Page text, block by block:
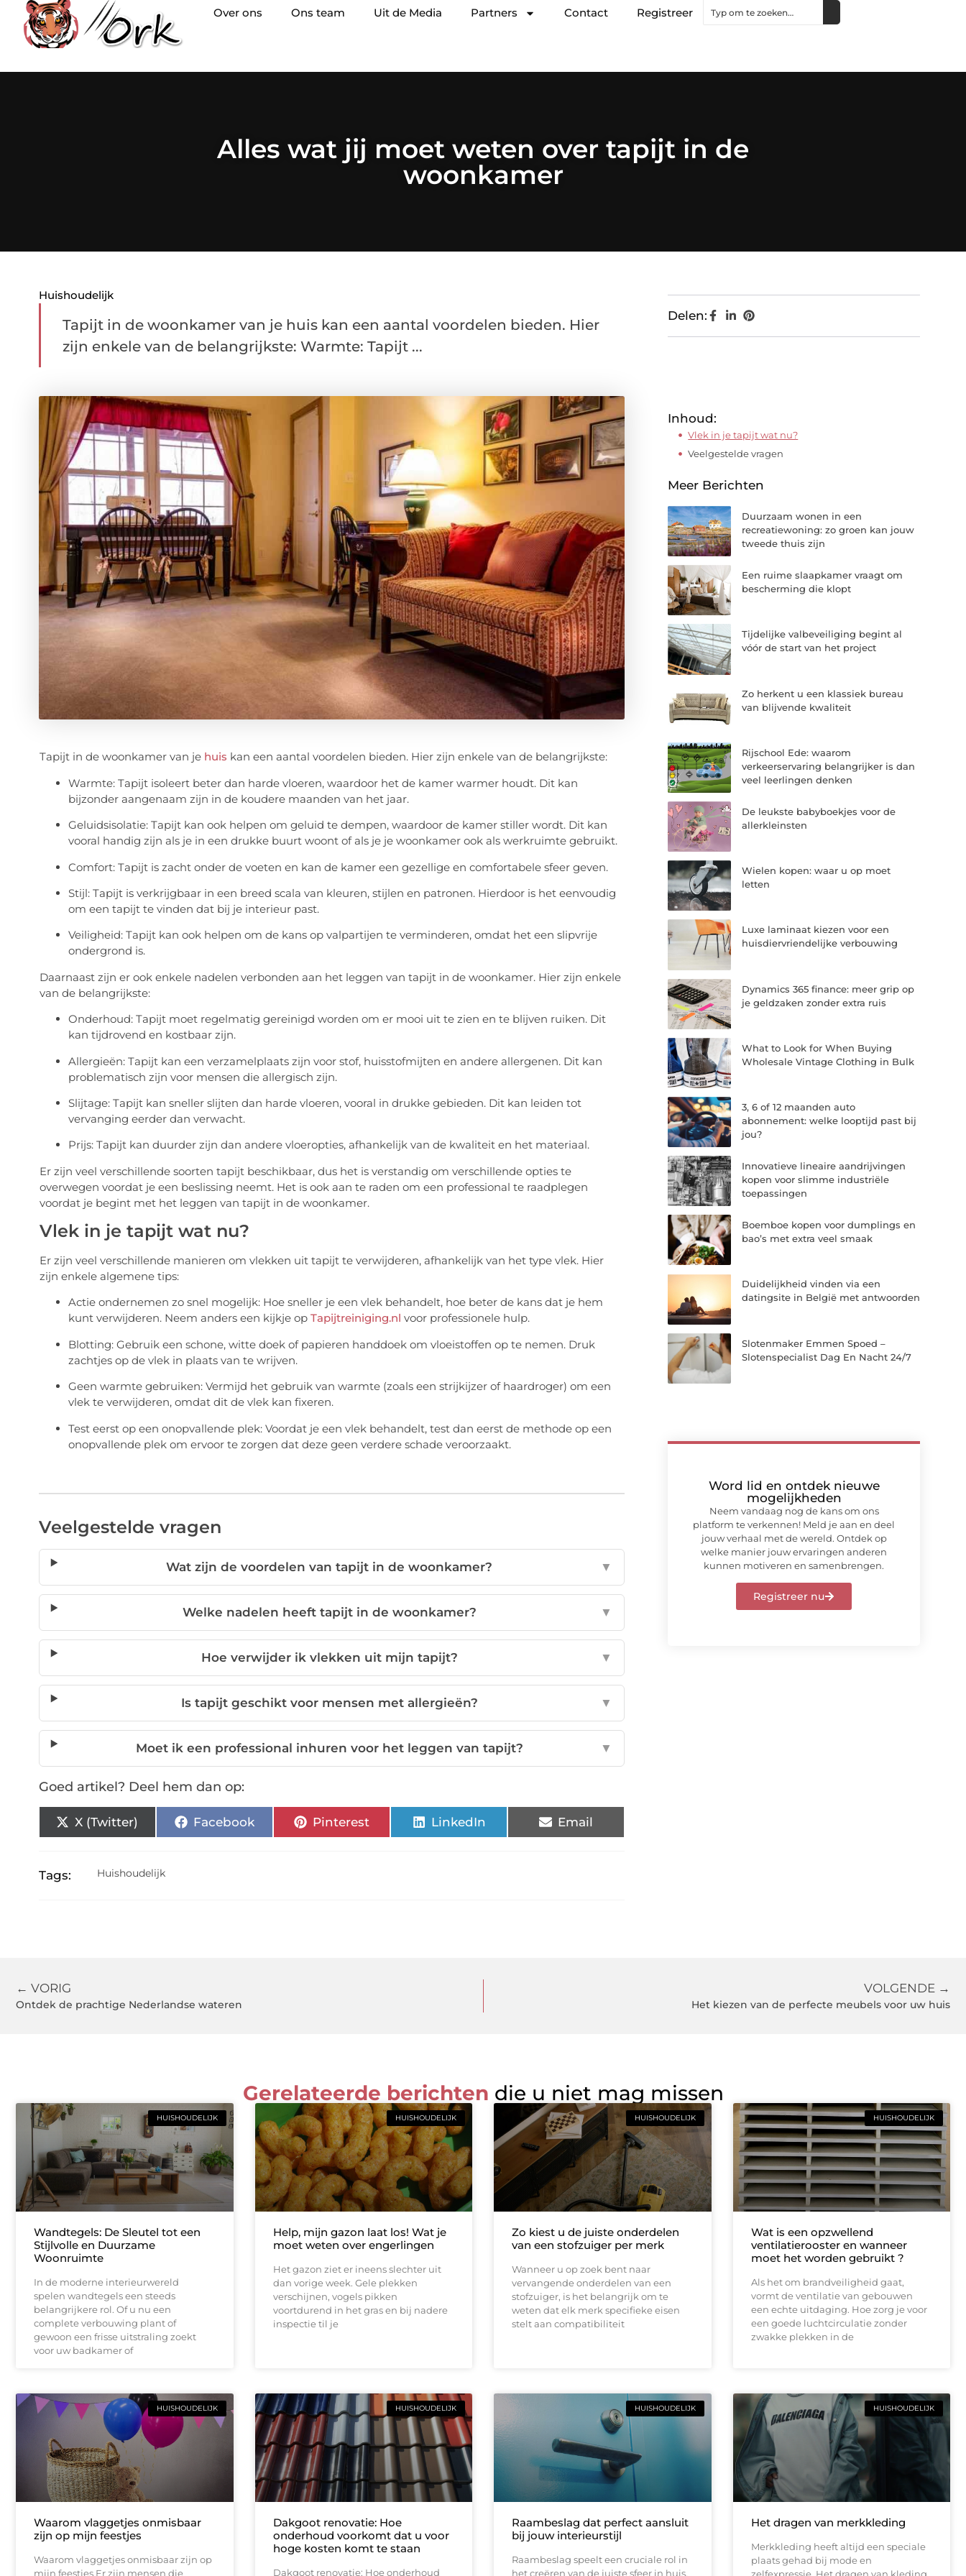
Over ons Ons team Uit de Media Partners Contact Registreer
Alles wat jij moet weten over tapijt in de
woonkamer
Huishoudelijk
Tapijt in de woonkamer van je huis kan een aantal voordelen bieden. Hier
zijn enkele van de belangrijkste: Warmte: Tapijt ...
Tapijt in de woonkamer van je huis kan een aantal voordelen bieden. Hier zijn enkele van de belangrijkste:
Warmte: Tapijt isoleert beter dan harde vloeren, waardoor het de kamer warmer houdt. Dit kan
bijzonder aangenaam zijn in de koudere maanden van het jaar.
Geluidsisolatie: Tapijt kan ook helpen om geluid te dempen, waardoor de kamer stiller wordt. Dit kan
vooral handig zijn als je in een drukke buurt woont of als je je woonkamer ook als werkruimte gebruikt.
Comfort: Tapijt is zacht onder de voeten en kan de kamer een gezellige en comfortabele sfeer geven.
Stijl: Tapijt is verkrijgbaar in een breed scala van kleuren, stijlen en patronen. Hierdoor is het eenvoudig
om een tapijt te vinden dat bij je interieur past.
Veiligheid: Tapijt kan ook helpen om de kans op valpartijen te verminderen, omdat het een slipvrije
ondergrond is.
Daarnaast zijn er ook enkele nadelen verbonden aan het leggen van tapijt in de woonkamer. Hier zijn enkele
van de belangrijkste:
Onderhoud: Tapijt moet regelmatig gereinigd worden om er mooi uit te zien en te blijven ruiken. Dit
kan tijdrovend en kostbaar zijn.
Allergieën: Tapijt kan een verzamelplaats zijn voor stof, huisstofmijten en andere allergenen. Dit kan
problematisch zijn voor mensen die allergisch zijn.
Slijtage: Tapijt kan sneller slijten dan harde vloeren, vooral in drukke gebieden. Dit kan leiden tot
vervanging eerder dan verwacht.
Prijs: Tapijt kan duurder zijn dan andere vloeropties, afhankelijk van de kwaliteit en het materiaal.
Er zijn veel verschillende soorten tapijt beschikbaar, dus het is verstandig om verschillende opties te
overwegen voordat je een beslissing neemt. Het is ook aan te raden om een professional te raadplegen
voordat je begint met het leggen van tapijt in de woonkamer.
Vlek in je tapijt wat nu?
Er zijn veel verschillende manieren om vlekken uit tapijt te verwijderen, afhankelijk van het type vlek. Hier
zijn enkele algemene tips:
Actie ondernemen zo snel mogelijk: Hoe sneller je een vlek behandelt, hoe beter de kans dat je hem
kunt verwijderen. Neem anders een kijkje op Tapijtreiniging.nl voor professionele hulp.
Blotting: Gebruik een schone, witte doek of papieren handdoek om vloeistoffen op te nemen. Druk
zachtjes op de vlek in plaats van te wrijven.
Geen warmte gebruiken: Vermijd het gebruik van warmte (zoals een strijkijzer of haardroger) om een
vlek te verwijderen, omdat dit de vlek kan fixeren.
Test eerst op een onopvallende plek: Voordat je een vlek behandelt, test dan eerst de methode op een
onopvallende plek om ervoor te zorgen dat deze geen verdere schade veroorzaakt.
Veelgestelde vragen
Wat zijn de voordelen van tapijt in de woonkamer? ▼
Welke nadelen heeft tapijt in de woonkamer? ▼
Hoe verwijder ik vlekken uit mijn tapijt? ▼
Is tapijt geschikt voor mensen met allergieën? ▼
Moet ik een professional inhuren voor het leggen van tapijt? ▼
Goed artikel? Deel hem dan op:
X (Twitter) Facebook Pinterest LinkedIn Email
Tags: Huishoudelijk
Delen:
Inhoud:
Vlek in je tapijt wat nu?
Veelgestelde vragen
Meer Berichten
Duurzaam wonen in een
recreatiewoning: zo groen kan jouw
tweede thuis zijn
Een ruime slaapkamer vraagt om
bescherming die klopt
Tijdelijke valbeveiliging begint al
vóór de start van het project
Zo herkent u een klassiek bureau
van blijvende kwaliteit
Rijschool Ede: waarom
verkeerservaring belangrijker is dan
veel leerlingen denken
De leukste babyboekjes voor de
allerkleinsten
Wielen kopen: waar u op moet
letten
Luxe laminaat kiezen voor een
huisdiervriendelijke verbouwing
Dynamics 365 finance: meer grip op
je geldzaken zonder extra ruis
What to Look for When Buying
Wholesale Vintage Clothing in Bulk
3, 6 of 12 maanden auto
abonnement: welke looptijd past bij
jou?
Innovatieve lineaire aandrijvingen
kopen voor slimme industriële
toepassingen
Boemboe kopen voor dumplings en
bao’s met extra veel smaak
Duidelijkheid vinden via een
datingsite in België met antwoorden
Slotenmaker Emmen Spoed –
Slotenspecialist Dag En Nacht 24/7
Word lid en ontdek nieuwe
mogelijkheden
Neem vandaag nog de kans om ons
platform te verkennen! Meld je aan en deel
jouw verhaal met de wereld. Ontdek op
welke manier jouw ervaringen anderen
kunnen motiveren en samenbrengen.
Registreer nu
← VORIG
Ontdek de prachtige Nederlandse wateren
VOLGENDE →
Het kiezen van de perfecte meubels voor uw huis
Gerelateerde berichten die u niet mag missen
HUISHOUDELIJK
Wandtegels: De Sleutel tot een
Stijlvolle en Duurzame
Woonruimte
In de moderne interieurwereld
spelen wandtegels een steeds
belangrijkere rol. Of u nu een
complete verbouwing plant of
gewoon een frisse uitstraling zoekt
voor uw badkamer of
HUISHOUDELIJK
Help, mijn gazon laat los! Wat je
moet weten over engerlingen
Het gazon ziet er ineens slechter uit
dan vorige week. Gele plekken
verschijnen, vogels pikken
voortdurend in het gras en bij nadere
inspectie til je
HUISHOUDELIJK
Zo kiest u de juiste onderdelen
van een stofzuiger per merk
Wanneer u op zoek bent naar
vervangende onderdelen van een
stofzuiger, is het belangrijk om te
weten dat elk merk specifieke eisen
stelt aan compatibiliteit
HUISHOUDELIJK
Wat is een opzwellend
ventilatierooster en wanneer
moet het worden gebruikt ?
Als het om brandveiligheid gaat,
vormt de ventilatie van gebouwen
een echte uitdaging. Hoe zorg je voor
een goede luchtcirculatie zonder
zwakke plekken in de
HUISHOUDELIJK
Waarom vlaggetjes onmisbaar
zijn op mijn feestjes
Waarom vlaggetjes onmisbaar zijn op
mijn feestjes Er zijn mensen die
HUISHOUDELIJK
Dakgoot renovatie: Hoe
onderhoud voorkomt dat u voor
hoge kosten komt te staan
Dakgoot renovatie: Hoe onderhoud
HUISHOUDELIJK
Raambeslag dat perfect aansluit
bij jouw interieurstijl
Raambeslag speelt een cruciale rol in
het creëren van de juiste sfeer in huis.
HUISHOUDELIJK
Het dragen van merkkleding
Merkkleding heeft altijd een speciale
plaats gehad bij mode en